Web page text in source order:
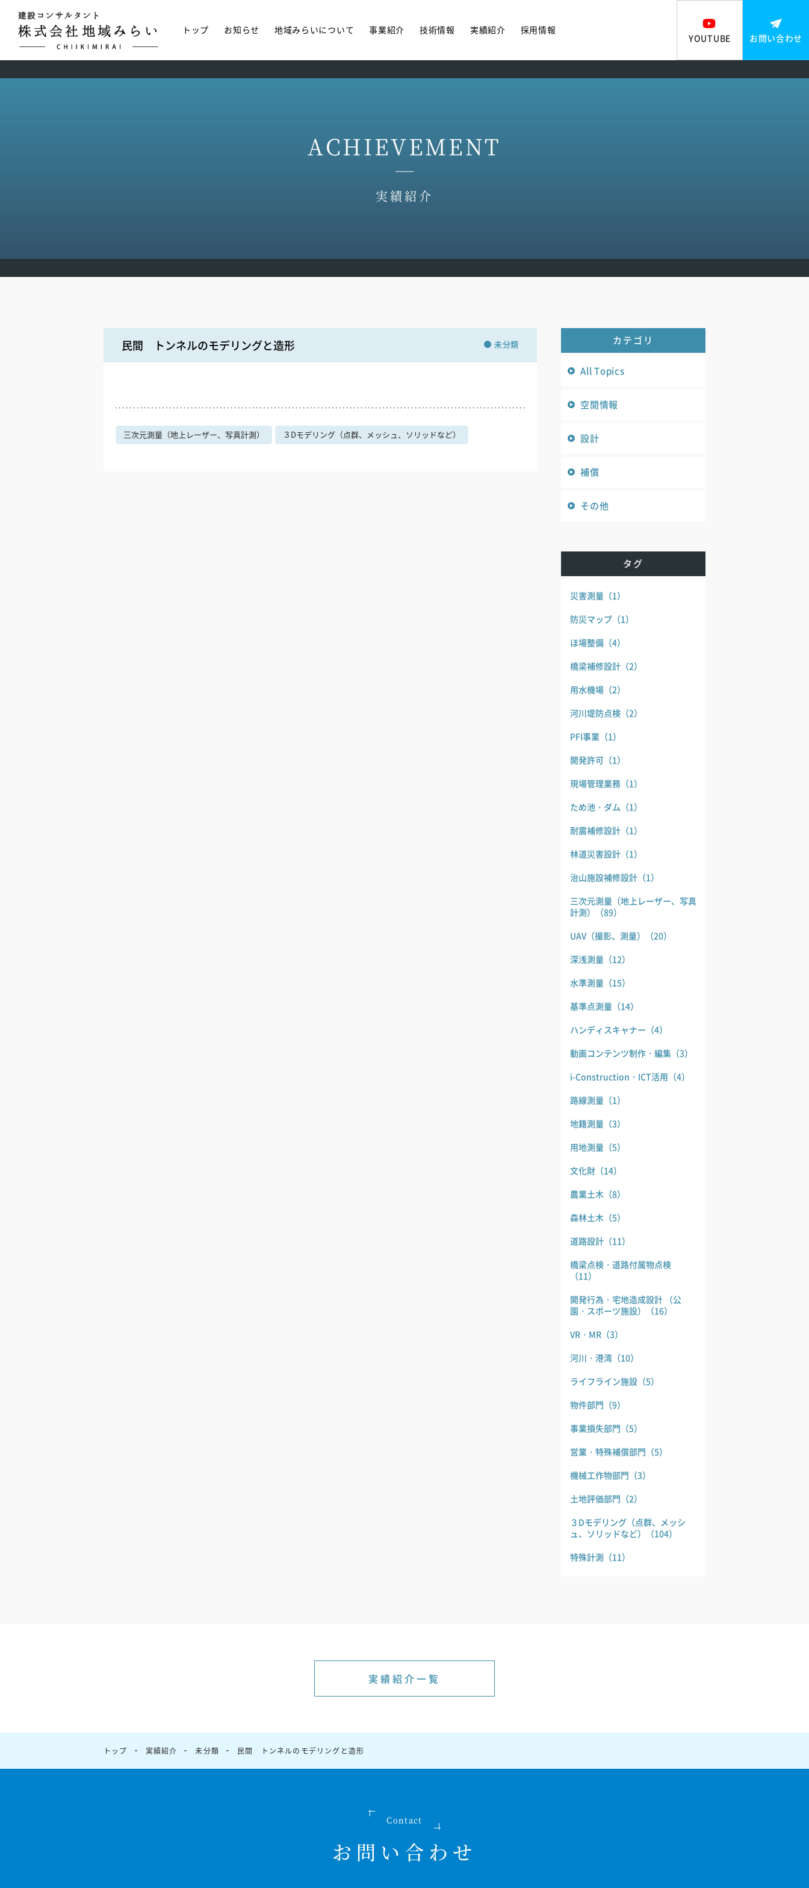
トップ お知らせ 地域みらいについて 事業紹介 技術情報 実績紹介 採用情報
YOUTUBE お問い合わせ
ACHIEVEMENT
実績紹介
民間 トンネルのモデリングと造形 未分類
三次元測量（地上レーザー、写真計測） ３Dモデリング（点群、メッシュ、ソリッドなど）
カテゴリ
All Topics
空間情報
設計
補償
その他
タグ
災害測量 （1）
防災マップ （1）
ほ場整備 （4）
橋梁補修設計 （2）
用水機場 （2）
河川堤防点検 （2）
PFI事業 （1）
開発許可 （1）
現場管理業務 （1）
ため池・ダム （1）
耐震補修設計 （1）
林道災害設計 （1）
治山施設補修設計 （1）
三次元測量（地上レーザー、写真
計測）
（89）
UAV（撮影、測量）
（20）
深浅測量 （12）
水準測量 （15）
基準点測量 （14）
ハンディスキャナー （4）
動画コンテンツ制作・編集 （3）
i-Construction・ICT活用 （4）
路線測量 （1）
地籍測量 （3）
用地測量 （5）
文化財 （14）
農業土木 （8）
森林土木 （5）
道路設計 （11）
橋梁点検・道路付属物点検
（11）
開発行為・宅地造成設計 （公
園・スポーツ施設）
（16）
VR・MR （3）
河川・港湾 （10）
ライフライン施設 （5）
物件部門 （9）
事業損失部門 （5）
営業・特殊補償部門 （5）
機械工作物部門 （3）
土地評価部門 （2）
３Dモデリング（点群、メッシ
ュ、ソリッドなど）
（104）
特殊計測 （11）
実績紹介一覧
トップ 実績紹介 未分類 民間 トンネルのモデリングと造形
Contact
お問い合わせ